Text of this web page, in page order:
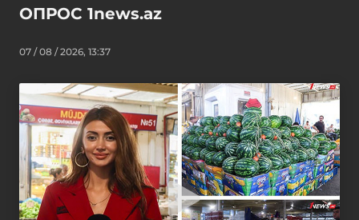
ОПРОС 1news.az
07 / 08 / 2026, 13:37